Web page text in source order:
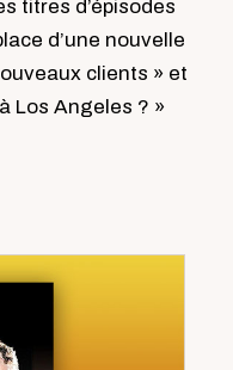
titres d’épisodes
d’une nouvelle
clients » et
Los Angeles ? »